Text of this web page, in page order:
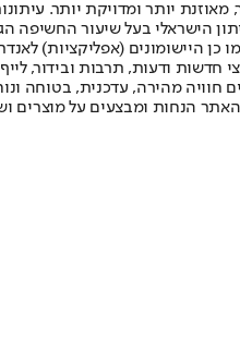
יותר ומדויקת יותר.
פורסמה ב-30 ביולי 2007, וב-2010 הפך "ישראל
ודעות, תרבות ובידור,
חוויה מהירה, עדכנית,
הנחות ומבצעים על מוצרים